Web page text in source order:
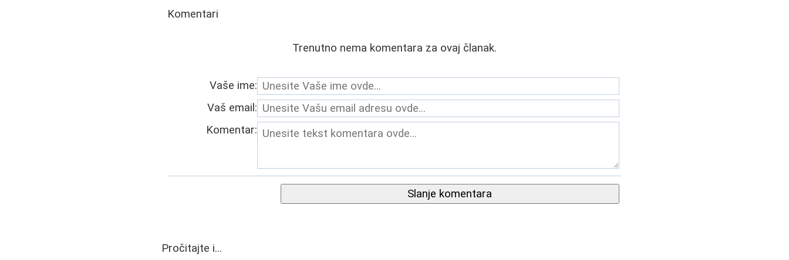
Komentari
Trenutno nema komentara za ovaj članak.
Vaše ime:
Vaš email:
Komentar:
Slanje komentara
Pročitajte i...